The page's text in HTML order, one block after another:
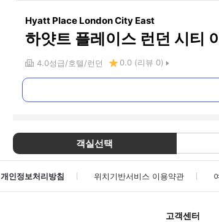
Hyatt Place London City East
하얏트 플레이스 런던 시티
4.0성급 호텔 런던 0.0 (리뷰 0)
객실선택
개인정보처리방침 위치기반서비스 이용약관
고객센터